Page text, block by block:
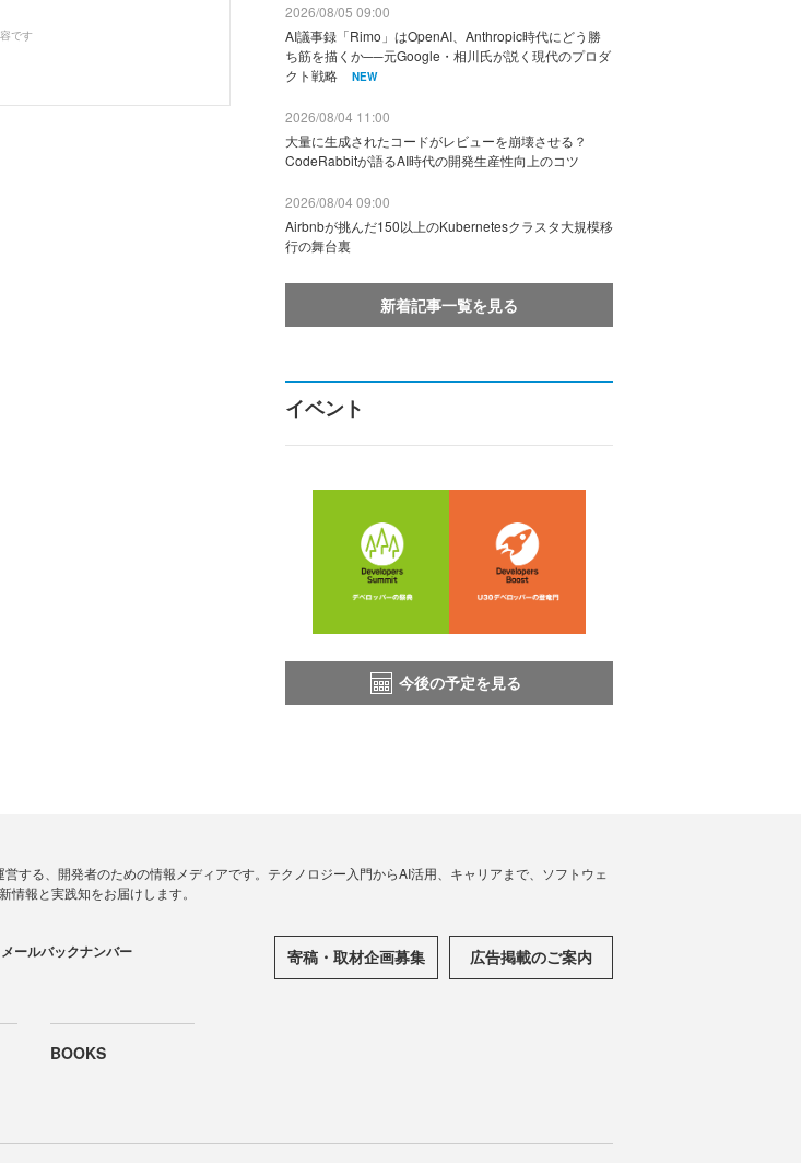
です
2026/08/05 09:00
AI議事録「Rimo」はOpenAI、Anthropic時代にどう勝
ち筋を描くか──元Google・相川氏が説く現代のプロダ
クト戦略
NEW
2026/08/04 11:00
大量に生成されたコードがレビューを崩壊させる？
CodeRabbitが語るAI時代の開発生産性向上のコツ
2026/08/04 09:00
Airbnbが挑んだ150以上のKubernetesクラスタ大規模移
行の舞台裏
新着記事一覧を見る
イベント
今後の予定を見る
する、開発者のための情報メディアです。テクノロジー入門からAI活用、キャリアまで、ソフトウェ
報と実践知をお届けします。
メールバックナンバー 寄稿・取材企画募集 広告掲載のご案内
BOOKS